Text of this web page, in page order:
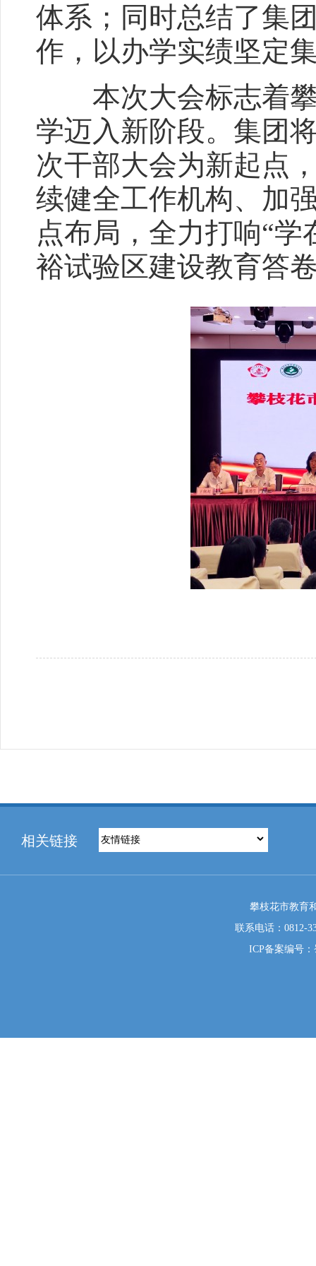
体系；同时总结了集
作，以办学实绩坚定
本次大会标志着攀
学迈入新阶段。集团
次干部大会为新起点
续健全工作机构、加
点布局，全力打响“
裕试验区建设教育答
相关链接
攀枝花市教育
联系电话：0812-
ICP备案编号：